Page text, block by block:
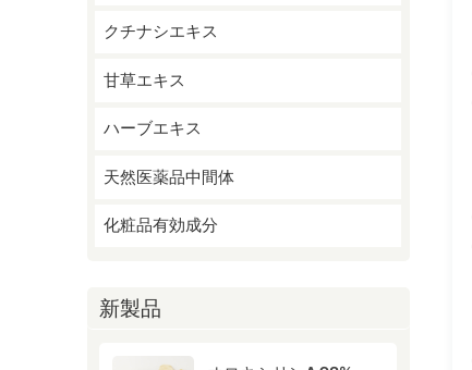
クチナシエキス
甘草エキス
ハーブエキス
天然医薬品中間体
化粧品有効成分
新製品